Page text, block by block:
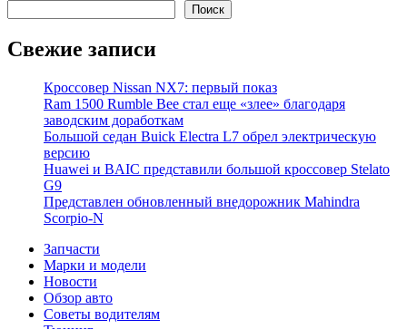
Поиск
Свежие записи
Кроссовер Nissan NX7: первый показ
Ram 1500 Rumble Bee стал еще «злее» благодаря
заводским доработкам
Большой седан Buick Electra L7 обрел электрическую
версию
Huawei и BAIC представили большой кроссовер Stelato
G9
Представлен обновленный внедорожник Mahindra
Scorpio-N
Запчасти
Марки и модели
Новости
Обзор авто
Советы водителям